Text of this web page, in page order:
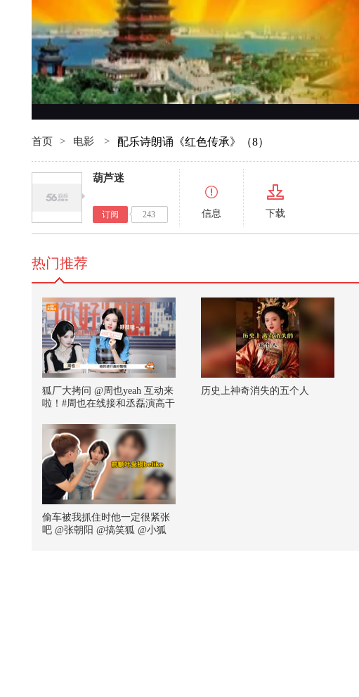
首页 > 电影 > 配乐诗朗诵《红色传承》（8）
葫芦迷
订阅 243 信息 下载
热门推荐
狐厂大拷问 ️@周也yeah 互动来
啦！️#周也在线接和丞磊演高干
曲，她说有看到说丞磊很适配
高干文男主的梗，在线接和磊
子演个高干文，谁来安排下#你
好1983 #@饭饭小朋友 @航航
儿 @嘿凤梨like @铁砣妹妹
历史上神奇消失的五个人
偷车被我抓住时他一定很紧张
吧 @张朝阳 @搞笑狐 @小狐